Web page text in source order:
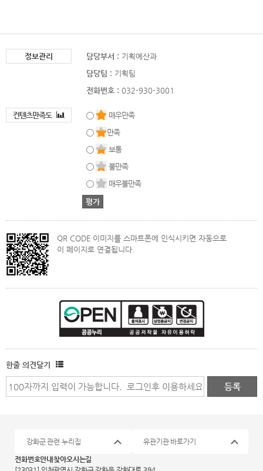
정보관리 담당부서 : 기획예산과
담당팀 : 기획팀
전화번호 : 032-930-3001
컨텐츠만족도
매우만족
만족
보통
불만족
매우불만족
QR CODE 이미지를 스마트폰에 인식시키면 자동으로
이 페이지로 연결됩니다.
한줄 의견달기
전화번호안내 찾아오시는길
강화군 관련 누리집 유관기관 바로가기